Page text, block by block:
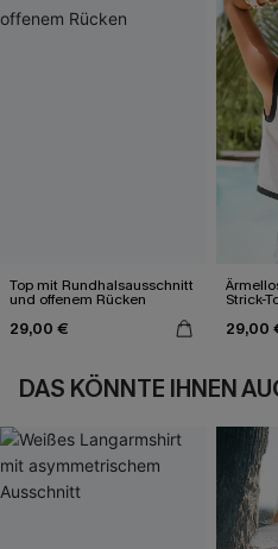
Top mit Rundhalsausschnitt
und offenem Rücken
29,00 €
Strick-
29,00
DAS KÖNNTE IHNEN